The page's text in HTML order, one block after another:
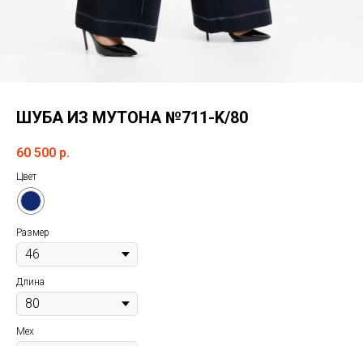
ШУБА ИЗ МУТОНА №711-K/80
60 500 р.
Цвет
Размер
Длина
Мех